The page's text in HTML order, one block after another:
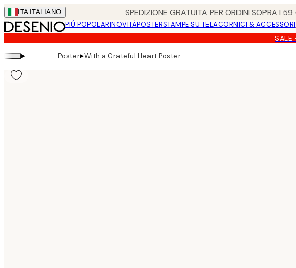
Skip
to
main
content.
ITA ITALIANO SPEDIZIONE GRATUITA PER ORDINI SOPRA I
PIÚ POPOLARINOVITÀPOSTERSTAMPE SU TELACORNICI & ACCESSORI
SALE
▸ Poster▸With a Grateful Heart Poster